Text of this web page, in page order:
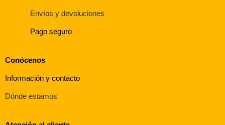
Envíos y devoluciones
Pago seguro
Conócenos
Información y contacto
Dónde estamos